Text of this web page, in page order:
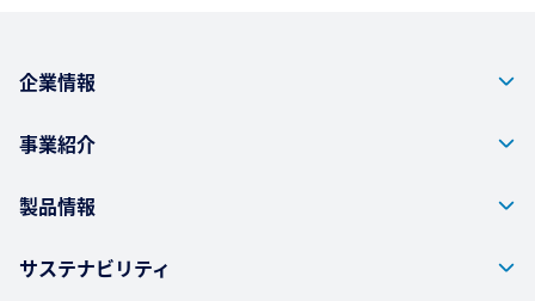
企業情報
事業紹介
製品情報
サステナビリティ